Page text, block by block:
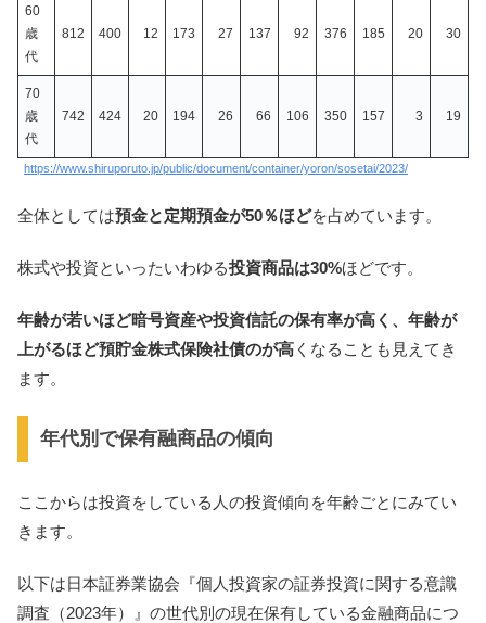
60
歳
代
812 400 12 173 27 137 92 376 185 20 30
70
歳
代
742 424 20 194 26 66 106 350 157 3 19
https://www.shiruporuto.jp/public/document/container/yoron/sosetai/2023/
全体としては預金と定期預金が50％ほどを占めています。
株式や投資といったいわゆる投資商品は30%ほどです。
年齢が若いほど暗号資産や投資信託の保有率が高く、年齢が
上がるほど預貯金株式保険社債のが高 くなることも見えてき
ます。
年代別で保有融商品の傾向
ここからは投資をしている人の投資傾向を年齢ごとにみてい
きます。
以下は日本証券業協会『個人投資家の証券投資に関する意識
調査（2023年）』の世代別の現在保有している金融商品につ